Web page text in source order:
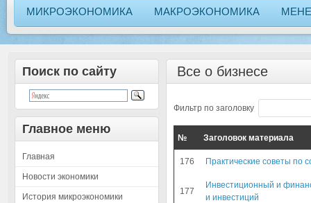
МИКРОЭКОНОМИКА МАКРОЭКОНОМИКА
Поиск по сайту
Главное меню
Главная
Новости экономики
История микроэкономики
Все о бизнесе
Фильтр по заголовку
№ Заголовок материала
176 Практические советы по
177
Инвестиционный и
и инвестиций